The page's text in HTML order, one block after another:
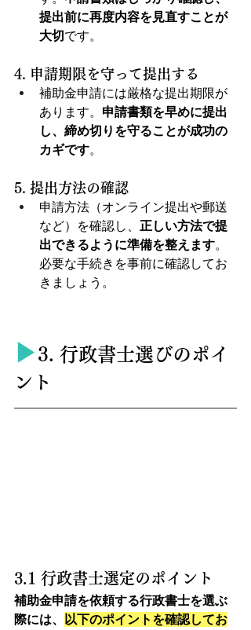
提出前に再度内容を見直すことが
大切です。
4. 申請期限を守って提出する
補助金申請には厳格な提出期限が
あります。 申請書類を早めに提出
し、締め切りを守ることが成功の
カギです。
5. 提出方法の確認
申請方法（オンライン提出や郵送
など）を確認し、 正しい方法で提
出できるように準備を整えます。
必要な手続きを事前に確認してお
きましょう。
▶︎ 3. 行政書士選びのポイ
ント
3.1 行政書士選定のポイント
補助金申請を依頼する行政書士を選ぶ
際には、 以下のポイントを確認してお